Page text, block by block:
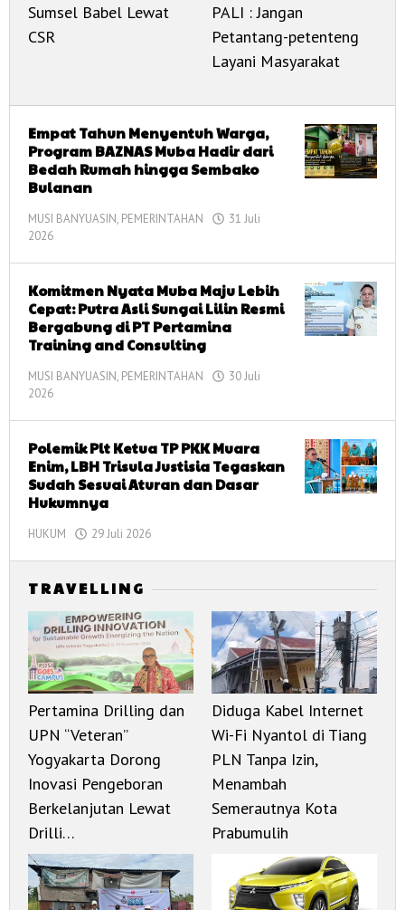
Sumsel Babel Lewat
CSR
PALI : Jangan
Petantang-petenteng
Layani Masyarakat
Empat Tahun Menyentuh Warga,
Program BAZNAS Muba Hadir dari
Bedah Rumah hingga Sembako
Bulanan
MUSI BANYUASIN, PEMERINTAHAN
31 Juli
2026
Komitmen Nyata Muba Maju Lebih
Cepat: Putra Asli Sungai Lilin Resmi
Bergabung di PT Pertamina
Training and Consulting
MUSI BANYUASIN, PEMERINTAHAN
30 Juli
2026
Polemik Plt Ketua TP PKK Muara
Enim, LBH Trisula Justisia Tegaskan
Sudah Sesuai Aturan dan Dasar
Hukumnya
HUKUM 29 Juli 2026
T R A V E L L I N G
Pertamina Drilling dan
UPN “Veteran”
Yogyakarta Dorong
Inovasi Pengeboran
Berkelanjutan Lewat
Drilli…
Diduga Kabel Internet
Wi-Fi Nyantol di Tiang
PLN Tanpa Izin,
Menambah
Semerautnya Kota
Prabumulih